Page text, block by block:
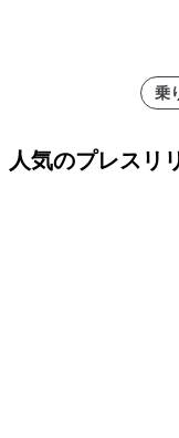
乗
人気のプレスリ